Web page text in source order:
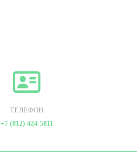
ТЕЛЕФОН
+7 (812) 424-5811